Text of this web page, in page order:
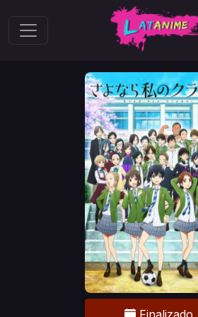
Finalizado